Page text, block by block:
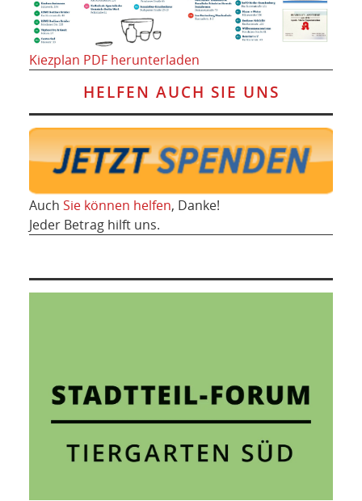
Kiezplan PDF herunterladen
HELFEN AUCH SIE UNS
Auch Sie können helfen, Danke!
Jeder Betrag hilft uns.